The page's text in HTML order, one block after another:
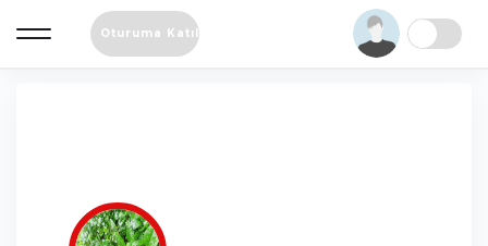
Oturuma Katıl